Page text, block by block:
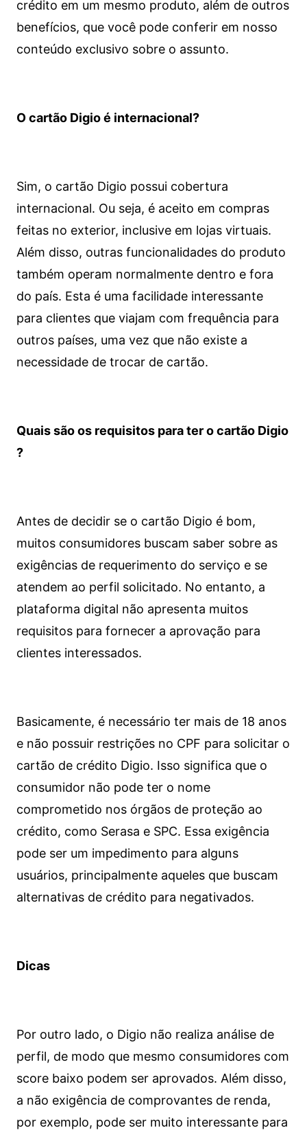
crédito em um mesmo produto, além de outros
benefícios, que você pode conferir em nosso
conteúdo exclusivo sobre o assunto.
O cartão Digio é internacional?
Sim, o cartão Digio possui cobertura
internacional. Ou seja, é aceito em compras
feitas no exterior, inclusive em lojas virtuais.
Além disso, outras funcionalidades do produto
também operam normalmente dentro e fora
do país. Esta é uma facilidade interessante
para clientes que viajam com frequência para
outros países, uma vez que não existe a
necessidade de trocar de cartão.
Quais são os requisitos para ter o cartão Digio
?
Antes de decidir se o cartão Digio é bom,
muitos consumidores buscam saber sobre as
exigências de requerimento do serviço e se
atendem ao perfil solicitado. No entanto, a
plataforma digital não apresenta muitos
requisitos para fornecer a aprovação para
clientes interessados.
Basicamente, é necessário ter mais de 18 anos
e não possuir restrições no CPF para solicitar o
cartão de crédito Digio. Isso significa que o
consumidor não pode ter o nome
comprometido nos órgãos de proteção ao
crédito, como Serasa e SPC. Essa exigência
pode ser um impedimento para alguns
usuários, principalmente aqueles que buscam
alternativas de crédito para negativados.
Dicas
Por outro lado, o Digio não realiza análise de
perfil, de modo que mesmo consumidores com
score baixo podem ser aprovados. Além disso,
a não exigência de comprovantes de renda,
por exemplo, pode ser muito interessante para